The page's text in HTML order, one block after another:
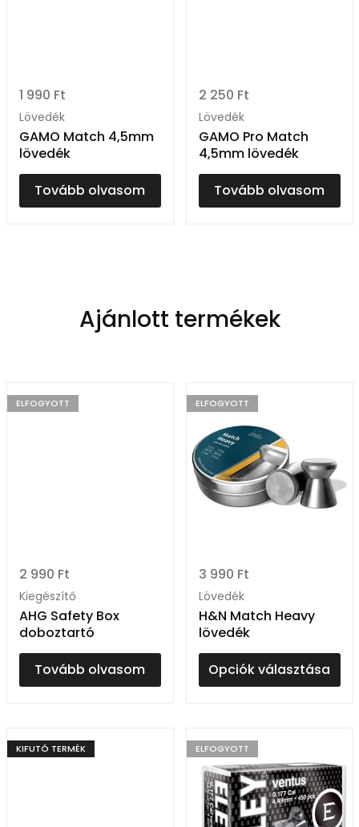
1 990 Ft
Lövedék
GAMO Match 4,5mm
lövedék
Tovább olvasom
2 250 Ft
Lövedék
GAMO Pro Match
4,5mm lövedék
Tovább olvasom
Ajánlott termékek
ELFOGYOTT
2 990 Ft
Kiegészítő
AHG Safety Box
doboztartó
Tovább olvasom
ELFOGYOTT
3 990 Ft
Lövedék
H&N Match Heavy
lövedék
Opciók választása
KIFUTÓ TERMÉK ELFOGYOTT